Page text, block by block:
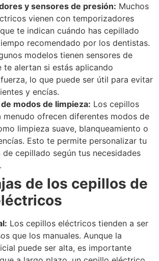
y sensores de presión: Muchos
vienen con temporizadores
te indican cuándo has cepillado
recomendado por los dentistas.
modelos tienen sensores de
te alertan si estás aplicando
lo que puede ser útil para evitar
y encías.
modos de limpieza: Los cepillos
menudo ofrecen diferentes modos de
limpieza suave, blanqueamiento o
Esto te permite personalizar tu
de cepillado según tus necesidades
de los cepillos de
Los cepillos eléctricos tienden a ser
que los manuales. Aunque la
puede ser alta, es importante